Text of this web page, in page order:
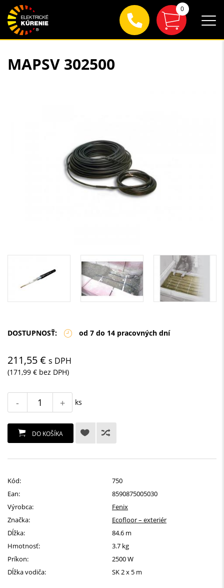
MAPSV 302500
DOSTUPNOSŤ: od 7 do 14 pracovných dní
211,55 € s DPH
(171,99 € bez DPH)
- + ks
DO KOŠÍKA
Kód:
750
Ean:
8590875005030
Výrobca:
Fenix
Značka:
Ecofloor – exteriér
Dĺžka:
84.6 m
Hmotnosť:
3.7 kg
Príkon:
2500 W
Dĺžka vodiča:
SK 2 x 5 m
0